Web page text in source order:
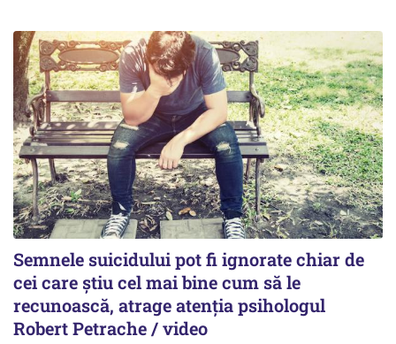
Semnele suicidului pot fi ignorate chiar de
cei care știu cel mai bine cum să le
recunoască, atrage atenția psihologul
Robert Petrache / video